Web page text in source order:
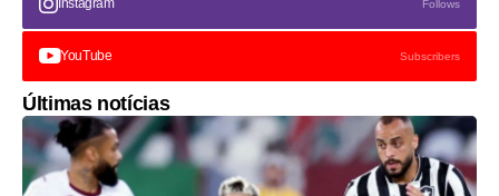
Instagram Follows
YouTube Subscribers
Últimas notícias